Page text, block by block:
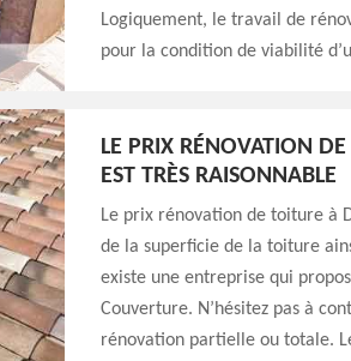
Logiquement, le travail de
pour la condition de viabilité
LE PRIX RÉNOVATION
EST TRÈS RAISONNABLE
Le prix rénovation de toiture à
de la superficie de la toiture
existe une entreprise qui
Couverture. N’hésitez pas à
rénovation partielle ou totale.